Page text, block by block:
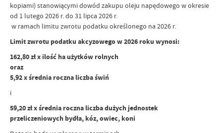
kopiami) stanowiącymi dowód zakupu oleju napędowego w okresie
od 1 lutego 2026 r. do 31 lipca 2026 r.
w ramach limitu zwrotu podatku określonego na 2026 r.
Limit zwrotu podatku akcyzowego w 2026 roku wynosi:
162,80 zł x ilość ha użytków rolnych
oraz
5,92 x średnia roczna liczba świń
i
59,20 zł x średnia roczna liczba dużych jednostek
przeliczeniowych bydła, kóz, owiec, koni